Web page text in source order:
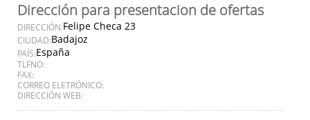
Dirección para presentacion de ofertas
DIRECCIÓN:Felipe Checa 23
CIUDAD:Badajoz
PAÍS:España
TLFNO:
FAX:
CORREO ELETRÓNICO:
DIRECCIÓN WEB: